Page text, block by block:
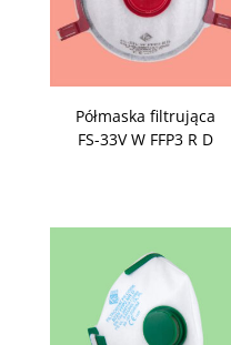
Półmaska filtrująca
FS-33V W FFP3 R D